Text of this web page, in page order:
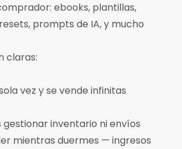
ebooks, plantillas,
prompts de IA, y mucho
claras:
vez y se vende infinitas
gestionar inventario ni envíos
mientras duermes — ingresos